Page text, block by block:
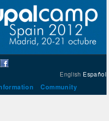
English Español
Community